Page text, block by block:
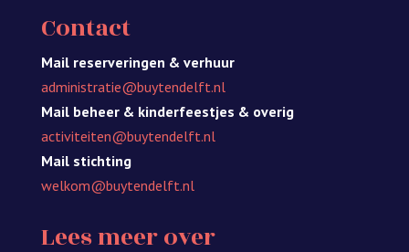
Contact
Mail reserveringen & verhuur
administratie@buytendelft.nl
Mail beheer & kinderfeestjes & overig
activiteiten@buytendelft.nl
Mail stichting
welkom@buytendelft.nl
Lees meer over